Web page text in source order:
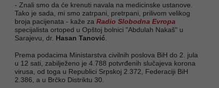
- Znali smo da će krenuti navala na medicinske ustanove.
Tako je sada, mi smo zatrpani, pretrpani, prilivom velikog
broja pacijenata - kaže za Radio Slobodna Evropa
specijalista ortoped u Opštoj bolnici "Abdulah Nakaš" u
Sarajevu, dr. Hasan Tanović
Prema podacima Ministarstva civilnih poslova BiH do 2. jula
u 12 sati, zabilježeno je 4.788 potvrđenih slučajeva korona
virusa, od toga u Republici Srpskoj 2.372, Federaciji BiH
2.386, a u Brčko Distriktu 30.